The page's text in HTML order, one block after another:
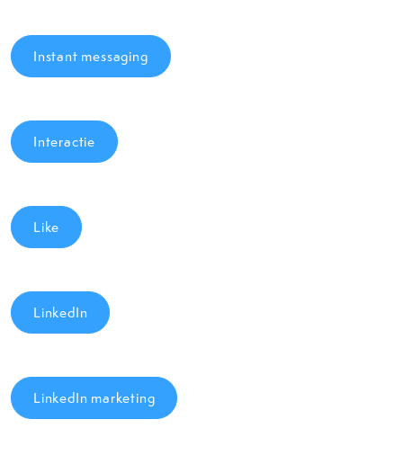
Instant messaging
Interactie
Like
LinkedIn
LinkedIn marketing